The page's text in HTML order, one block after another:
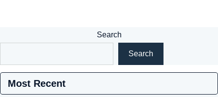
Search
Search
Most Recent